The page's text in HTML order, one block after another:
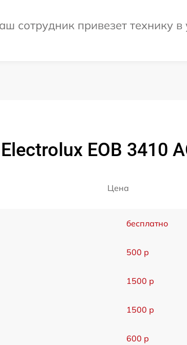
сотрудник привезет технику в
EOB 3410
Цена
бесплатно
500 р
1500 р
1500 р
600 р